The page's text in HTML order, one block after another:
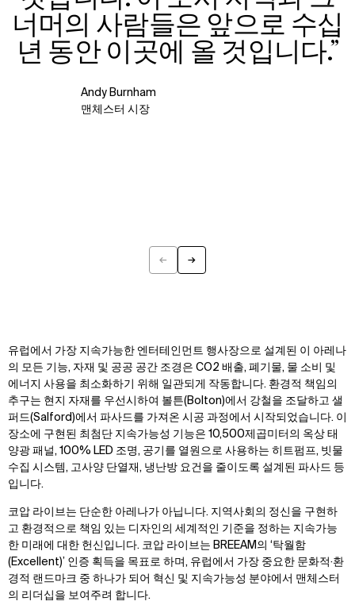
너머의 사람들은 앞으로 수십
년 동안 이곳에 올 것입니다.”
Andy Burnham
맨체스터 시장
← →
유럽에서 가장 지속가능한 엔터테인먼트 행사장으로 설계된 이 아레나
의 모든 기능, 자재 및 공공 공간 조경은 CO2 배출, 폐기물, 물 소비 및
에너지 사용을 최소화하기 위해 일관되게 작동합니다. 환경적 책임의
추구는 현지 자재를 우선시하여 볼튼(Bolton)에서 강철을 조달하고 샐
퍼드(Salford)에서 파사드를 가져온 시공 과정에서 시작되었습니다. 이
장소에 구현된 최첨단 지속가능성 기능은 10,500제곱미터의 옥상 태
양광 패널, 100% LED 조명, 공기를 열원으로 사용하는 히트펌프, 빗물
수집 시스템, 고사양 단열재, 냉난방 요건을 줄이도록 설계된 파사드 등
입니다.
코압 라이브는 단순한 아레나가 아닙니다. 지역사회의 정신을 구현하
고 환경적으로 책임 있는 디자인의 세계적인 기준을 정하는 지속가능
한 미래에 대한 헌신입니다. 코압 라이브는 BREEAM의 ‘탁월함
(Excellent)’ 인증 획득을 목표로 하며, 유럽에서 가장 중요한 문화적·환
경적 랜드마크 중 하나가 되어 혁신 및 지속가능성 분야에서 맨체스터
의 리더십을 보여주려 합니다.